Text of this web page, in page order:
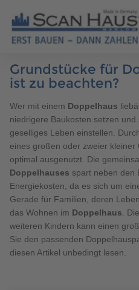
HÄUSER
MUSTERHÄUSER
SCANHAUS-VORTEILE
RUND UMS BAUEN
ÜBER UNS
Grundstücke für
ist zu beachten?
Wer mit einem Doppelhaus
niedrigere Baukosten setzen
geselliges Leben einstellen.
eines großen oder zweier kleiner
optimal ausgenutzt. Die
Doppelhauses spart neben den
Energiekosten, da es sich um
Gerade für Familien, deren
das Wohnen im Doppelhaus .
weiteren Kindern kann einen
Sie den passenden
diesen Artikel unbedingt lesen.